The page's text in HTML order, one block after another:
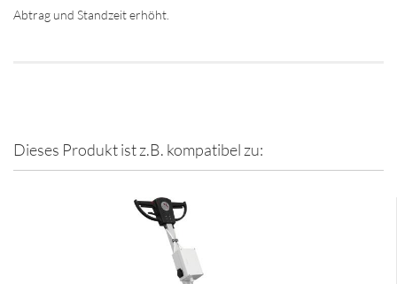
Abtrag und Standzeit erhöht.
Dieses Produkt ist z.B. kompatibel zu: